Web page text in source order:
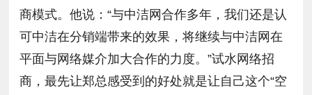
商模式。他说：“与中洁网合作多年，我们还是认
可中洁在分销端带来的效果，将继续与中洁网在
平面与网络媒介加大合作的力度。”试水网络招
商，最先让郑总感受到的好处就是让自己这个“空